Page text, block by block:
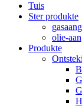
Tuis
Ster produkte
olie-
Produkte